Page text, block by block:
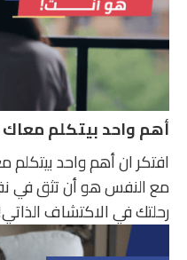
أهم واحد بيتكلم
افتكر ان أهم واحد
مع النفس هو أن تثق في
رحلتك في الاكتشاف